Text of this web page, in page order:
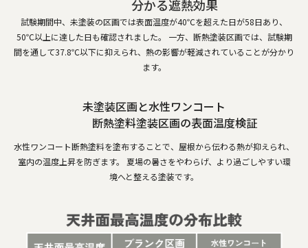
分かる遮熱効果
試験期間中、未塗装の区画では表面温度が40℃を超えた日が58日あり、
50℃以上に達した日も確認されました。 一方、断熱塗装区画では、試験期
間を通して37.8℃以下に抑えられ、熱の影響が軽減されていることが分かり
ます。
未塗装区画と水性ワンコート
断熱塗料塗装区画の表面温度検証
水性ワンコート断熱塗料を塗布することで、屋根から伝わる熱が抑えられ、
室内の温度上昇を防ぎます。 夏場の暑さをやわらげ、より過ごしやすい環
境へと整える塗装です。